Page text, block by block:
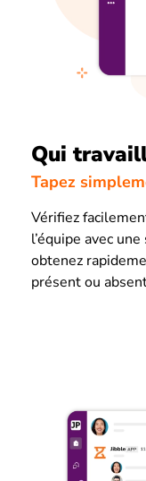
Qui
Tapez
Vérifiez
l’équipe avec
obtenez
présent ou